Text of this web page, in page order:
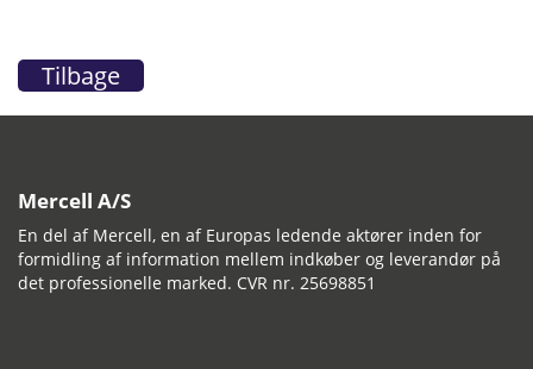
Tilbage
Mercell A/S
En del af Mercell, en af Europas ledende aktører inden for
formidling af information mellem indkøber og leverandør på
det professionelle marked. CVR nr. 25698851